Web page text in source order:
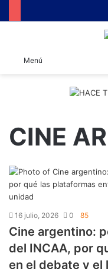
Menú
CINE
16 julio, 2026 0 85
​Cine argentino:
del INCAA, por
en el debate y el